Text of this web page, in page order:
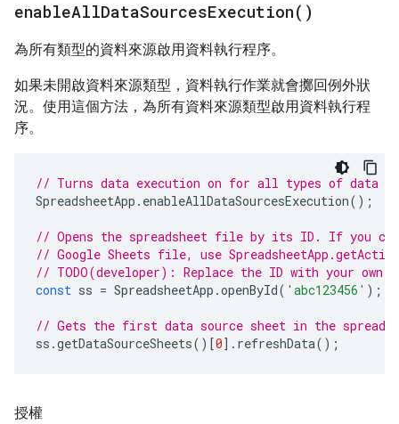
enableAllDataSourcesExecution( )
為所有類型的資料來源啟用資料執行程序。
如果未開啟資料來源類型，資料執行作業就會擲回例外狀
況。使用這個方法，為所有資料來源類型啟用資料執行程
序。
// Turns data execution on for all types of data
SpreadsheetApp . enableAllDataSourcesExecution();
// Opens the spreadsheet file by its ID. If you
// Google Sheets file, use
// TODO(developer): Replace the ID with your own.
const ss = SpreadsheetApp .openById( 'abc123456' );
// Gets the first data source sheet in the
ss .getDataSourceSheets()[0]. refreshData();
授權